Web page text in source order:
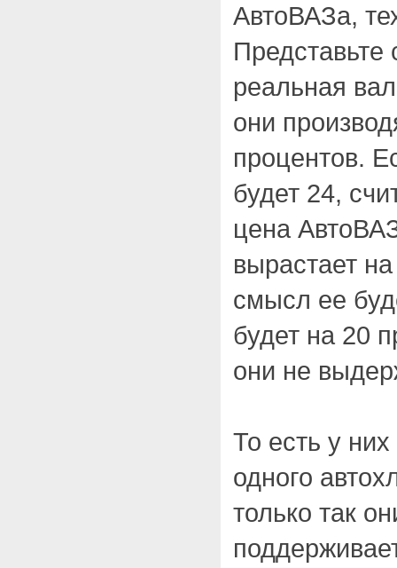
АвтоВАЗа,
Представьте
реальная
они
процентов.
будет 24,
цена
вырастает
смысл ее
будет на 20
они не
То есть у
одного
только так